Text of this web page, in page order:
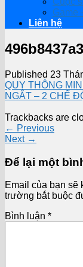
Game
Liên hệ
Published 23
QUY THÔNG
NGẮT – 2 CHẾ
Trackbacks are
← Previous
Next →
Để lại một
Email của bạn sẽ
trường bắt buộc
Bình luận *